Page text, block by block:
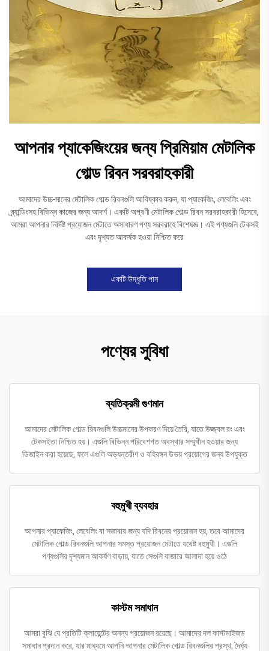
আপনার প্যাকেজিংয়ের জন্য প্রিমিয়াম মেটালিক
গোল্ড রিবন সরবরাহকারী
আমাদের উচ্চ-মানের মেটালিক গোল্ড রিবনগুলি আবিষ্কার করুন, যা প্যাকেজিং, লেবেলিং এবং
ব্র্যান্ডিংসহ বিভিন্ন কাজের জন্য আদর্শ। একটি অগ্রণী মেটালিক গোল্ড রিবন সরবরাহকারী হিসেবে,
আমরা আপনার নির্দিষ্ট প্রয়োজন মেটাতে অসাধারণ পণ্য সরবরাহে বিশেষজ্ঞ। এই পণ্যগুলি টেকসই
এবং দৃশ্যত আকর্ষক হওয়া নিশ্চিত করে
একটি উদ্ধৃতি পান
পণ্যের সুবিধা
ব্যতিক্রমী গুণমান
আমাদের মেটালিক গোল্ড রিবনগুলি উচ্চমানের উপকরণ দিয়ে তৈরি, যাতে উজ্জ্বল রং এবং
টেকসইতা নিশ্চিত হয়। এগুলি বিভিন্ন পরিবেশগত অবস্থার সম্মুখীন হওয়ার জন্য
ডিজাইন করা হয়েছে, ফলে এগুলি অভ্যন্তরীণ ও বহিরঙ্গন উভয় প্রয়োগের জন্য উপযুক্ত
বহুমুখী ব্যবহার
আপনার প্যাকেজিং, লেবেলিং বা সজাবার জন্য যদি রিবনের প্রয়োজন হয়, তবে আমাদের
মেটালিক গোল্ড রিবনগুলি আপনার সমস্ত প্রয়োজন মেটাতে যথেষ্ট বহুমুখী। এগুলি
পণ্যগুলির দৃশ্যমান আকর্ষণ বাড়ায়, যাতে সেগুলি বাজারে আলাদা হয়ে ওঠে
কাস্টম সমাধান
আমরা বুঝি যে প্রতিটি ক্লায়েন্টের অনন্য প্রয়োজন রয়েছে। আমাদের দল কাস্টমাইজড
সমাধান প্রদান করে, যার মাধ্যমে আপনি আপনার মেটালিক গোল্ড রিবনগুলির প্রস্থ, দৈর্ঘ্য